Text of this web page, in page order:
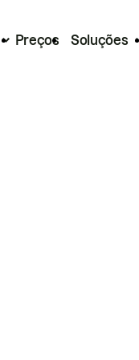
Preços Soluções